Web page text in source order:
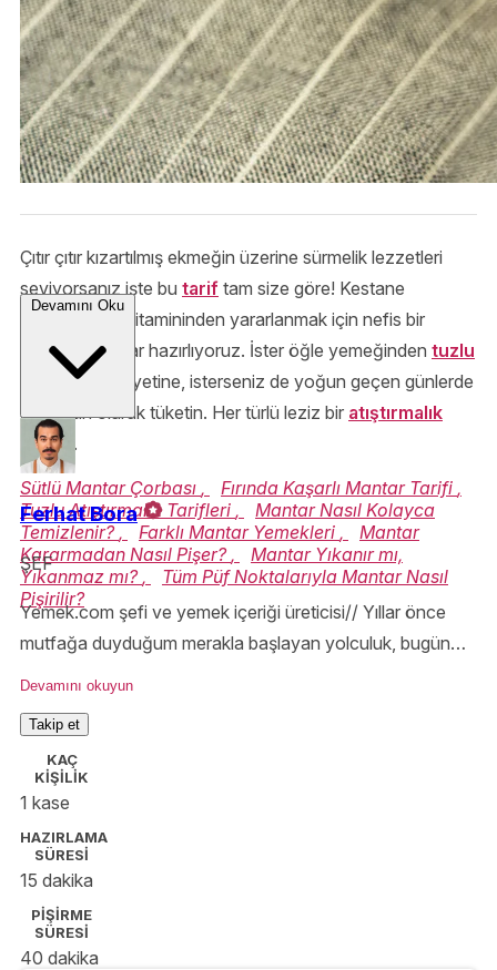
Çıtır çıtır kızartılmış ekmeğin üzerine sürmelik lezzetleri
seviyorsanız işte bu tarif tam size göre! Kestane
mantarlarının vitamininden yararlanmak için nefis bir
sürmelik mantar hazırlıyoruz. İster öğle yemeğinden tuzlu
atıştırmalık
niyetine, isterseniz de yoğun geçen günlerde
ara öğün olarak tüketin. Her türlü leziz bir atıştırmalık
olacak.
Sütlü Mantar Çorbası , Fırında Kaşarlı Mantar Tarifi ,
Tuzlu Atıştırmalık Tarifleri ,
Mantar Nasıl Kolayca
Temizlenir? , Farklı Mantar Yemekleri ,
Mantar
Kararmadan Nasıl Pişer? ,
Mantar Yıkanır mı,
Yıkanmaz mı? ,
Tüm Püf Noktalarıyla Mantar Nasıl
Pişirilir?
Devamını Oku
Ferhat Bora
ŞEF
Yemek.com şefi ve yemek içeriği üreticisi// Yıllar önce
mutfağa duyduğum merakla başlayan yolculuk, bugün
sizinle buluşturuyorum.🔪🍝🥐🍳🌮🍰☕️
Devamını okuyun
Takip et
KAÇ
KİŞİLİK
1 kase
HAZIRLAMA
SÜRESİ
15 dakika
PİŞİRME
SÜRESİ
40 dakika